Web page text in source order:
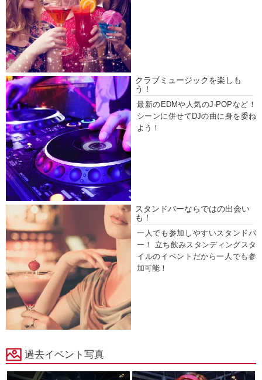
クラブミュージックを楽しも
う！
最新のEDMや人気のJ-POPなど！
シーンに併せてDJの曲に身を委ね
よう！
スタンドバーならではの出会い
も！
一人でも参加しやすいスタンドバ
ー！ 立ち飲みスタンディングスタ
イルのイベントだから一人でも参
加可能！
過去イベント写真